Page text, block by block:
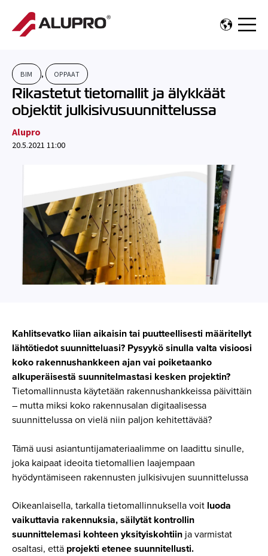
OPEN
BIM , OPPAAT
Rikastetut tietomallit ja älykkäät
objektit julkisivusuunnittelussa
Alupro
20.5.2021 11:00
Kahlitsevatko liian aikaisin tai puutteellisesti määritellyt
lähtötiedot suunnitteluasi? Pysyykö sinulla valta visioosi
koko rakennushankkeen ajan vai poiketaanko
alkuperäisestä suunnitelmastasi kesken projektin?
Tietomallinnusta käytetään rakennushankkeissa päivittäin
– mutta miksi koko rakennusalan digitaalisessa
suunnittelussa on vielä niin paljon kehitettävää?
Tämä uusi asiantuntijamateriaalimme on laadittu sinulle,
joka kaipaat ideoita tietomallien laajempaan
hyödyntämiseen rakennusten julkisivujen suunnittelussa
Oikeanlaisella, tarkalla tietomallinnuksella voit luoda
vaikuttavia rakennuksia, säilytät kontrollin
suunnittelemasi kohteen yksityiskohtiin ja varmistat
osaltasi, että projekti etenee suunnitellusti.